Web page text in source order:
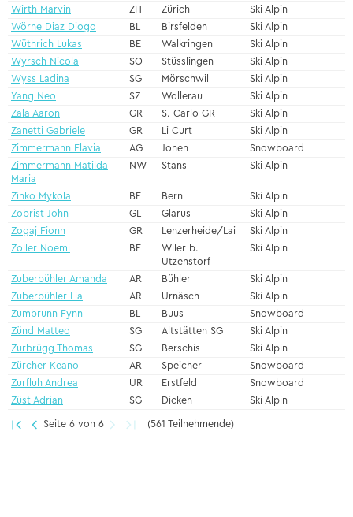
Wirth Marvin
ZH Zürich
Ski Alpin
Wörne Diaz Diogo
BL Birsfelden
Ski Alpin
Wüthrich Lukas
BE Walkringen
Ski Alpin
Wyrsch Nicola
SO Stüsslingen
Ski Alpin
Wyss Ladina
SG Mörschwil
Ski Alpin
Yang Neo
SZ Wollerau
Ski Alpin
Zala Aaron
GR S. Carlo GR
Ski Alpin
Zanetti Gabriele
GR Li Curt
Ski Alpin
Zimmermann Flavia
AG Jonen
Snowboard
Zimmermann Matilda
Maria
NW Stans Ski Alpin
Zinko Mykola BE Bern
Ski Alpin
Zobrist John
GL Glarus
Ski Alpin
Zogaj Fionn
GR Lenzerheide/Lai
Ski Alpin
Zoller Noemi
BE
Wiler b.
Utzenstorf
Ski Alpin
Zuberbühler Amanda AR Bühler
Ski Alpin
Zuberbühler Lia
AR Urnäsch
Ski Alpin
Zumbrunn Fynn
BL Buus
Snowboard
Zünd Matteo
SG Altstätten SG
Ski Alpin
Zurbrügg Thomas
SG Berschis
Ski Alpin
Zürcher Keano
AR Speicher
Snowboard
Zurfluh Andrea
UR Erstfeld
Snowboard
Züst Adrian
SG Dicken
Ski Alpin
Seite 6 von 6
(561 Teilnehmende)